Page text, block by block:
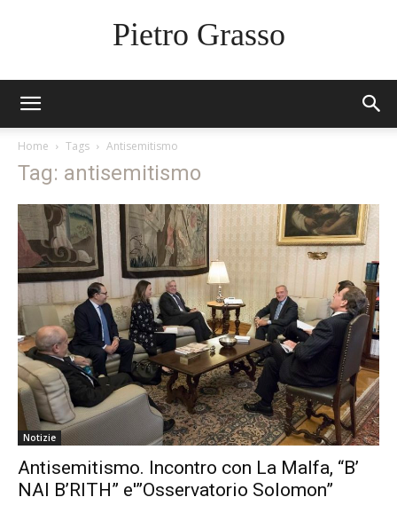
Pietro Grasso
Home Tags Antisemitismo
Tag: antisemitismo
Notizie
Antisemitismo. Incontro con La Malfa, “B’
NAI B’RITH” e'”Osservatorio Solomon”